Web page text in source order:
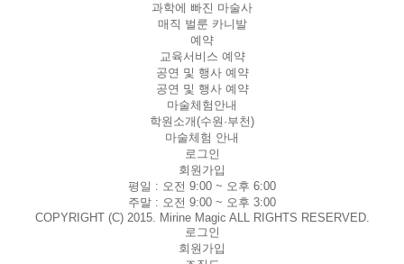
과학에 빠진 마술사
매직 벌룬 카니발
예약
교육서비스 예약
공연 및 행사 예약
공연 및 행사 예약
마술체험안내
학원소개(수원·부천)
마술체험 안내
로그인
회원가입
평일 : 오전 9:00 ~ 오후 6:00
주말 : 오전 9:00 ~ 오후 3:00
COPYRIGHT (C) 2015. Mirine Magic ALL RIGHTS RESERVED.
로그인
회원가입